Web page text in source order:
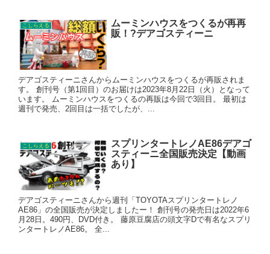
こしらえる
ムーミンハウスをつくるが再再
販！?デアゴスティーニ
デアゴスティーニさんからムーミンハウスをつくるが再販されま
す。 創刊号（第1回目）のお届けは2023年8月22日（火）となって
います。 ムーミンハウスをつくるの再販は今回で3回目。 最初は
週刊で発売、2回目は一括でしたが、...
こしらえる
スプリンタートレノAE86デアゴ
スティーニ全国販売決定【動画
あり】
デアゴスティーニさんから週刊「TOYOTAスプリンタートレノ
AE86」の全国販売が決定しましたー！ 創刊号の発売日は2022年6
月28日。490円、DVD付き。 藤原豆腐店の頭文字Dで有名なスプリ
ンタートレノAE86。 全...